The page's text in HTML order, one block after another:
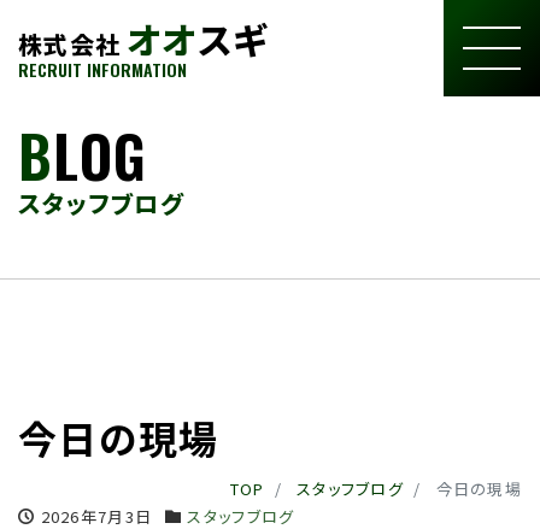
株式会社 オオスギ
RECRUIT INFORMATION
BLOG
スタッフブログ
今日の現場
TOP スタッフブログ
今日の現場
2026年7月3日
スタッフブログ